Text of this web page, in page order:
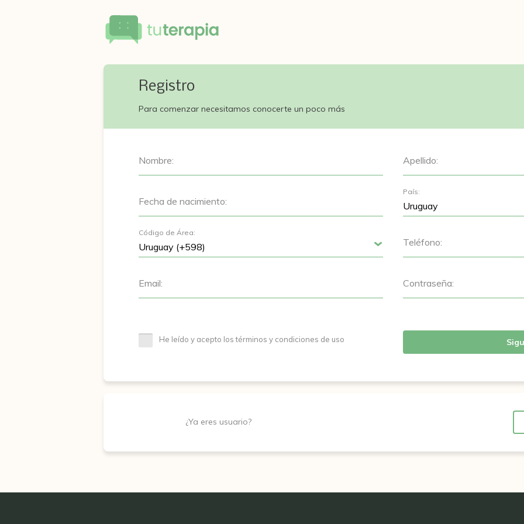
Registro
Para comenzar necesitamos conocerte un poco más
Nombre: Apellido:
Fecha de nacimiento:
País:
Código de Área:
Teléfono:
Email: Contraseña:
He leído y acepto los términos y condiciones de uso
¿Ya eres usuario?